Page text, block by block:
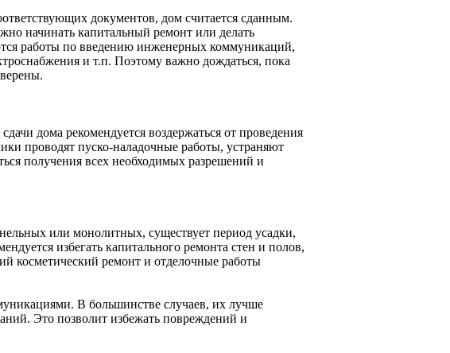
документов, дом считается сданным.
начинать капитальный ремонт или делать
работы по введению инженерных коммуникаций,
и т.п. Поэтому важно дождаться, пока
дома рекомендуется воздержаться от проведения
проводят пуско-наладочные работы, устраняют
получения всех необходимых разрешений и
или монолитных, существует период усадки,
избегать капитального ремонта стен и полов,
косметический ремонт и отделочные работы
В большинстве случаев, их лучше
Это позволит избежать повреждений и